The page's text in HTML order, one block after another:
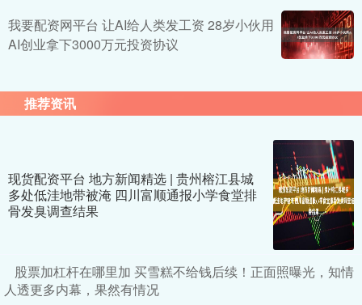
我要配资网平台 让AI给人类发工资 28岁小伙用
AI创业拿下3000万元投资协议
推荐资讯
现货配资平台 地方新闻精选 | 贵州榕江县城
多处低洼地带被淹 四川富顺通报小学食堂排
骨发臭调查结果
股票加杠杆在哪里加 买雪糕不给钱后续！正面照曝光，知情
人透更多内幕，果然有情况